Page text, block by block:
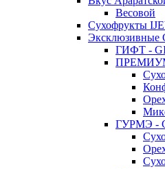
Весовой
Сухофрукты
Эксклюзивные
ГИФТ -
ГУРМЭ -